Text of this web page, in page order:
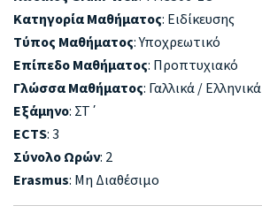
Κατηγορία Μαθήματος: Ειδίκευσης
Τύπος Μαθήματος: Υποχρεωτικό
Επίπεδο Μαθήματος: Προπτυχιακό
Γλώσσα Μαθήματος: Γαλλικά / Ελληνικά
Εξάμηνο: ΣΤ΄
ECTS: 3
Σύνολο Ωρών: 2
Erasmus: Μη Διαθέσιμο